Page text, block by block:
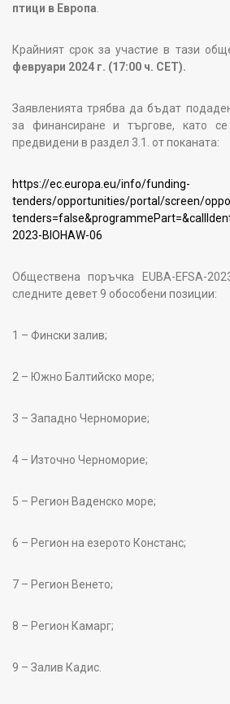
птици в Европа
Крайният срок за участие в тази
февруари 2024 г. (17:00 ч. CET).
Заявленията трябва да бъдат
за финансиране и търгове, като се
предвидени в раздел 3.1. от поканата:
https://ec.europa.eu/info/funding-
tenders/opportunities/portal/screen/
2023-BIOHAW-06
Обществена поръчка EUBA-EFSA-
следните девет 9 обособени позиции:
1 – Фински залив;
2 – Южно Балтийско море;
3 – Западно Черноморие;
4 – Източно Черноморие;
5 – Регион Ваденско море;
6 – Регион на езерото Констанс;
7 – Регион Венето;
8 – Регион Камарг;
9 – Залив Кадис.